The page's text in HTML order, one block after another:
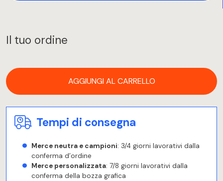
Il tuo ordine
AGGIUNGI AL CARRELLO
Tempi di consegna
Merce neutra e campioni: 3/4 giorni lavorativi dalla
conferma d’ordine
Merce personalizzata: 7/8 giorni lavorativi dalla
conferma della bozza grafica